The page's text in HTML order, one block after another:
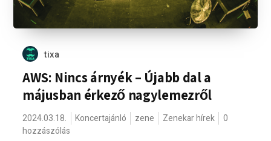
tixa
AWS: Nincs árnyék – Újabb dal a
májusban érkező nagylemezről
2024.03.18. Koncertajánló zene Zenekar hírek
0
hozzászólás